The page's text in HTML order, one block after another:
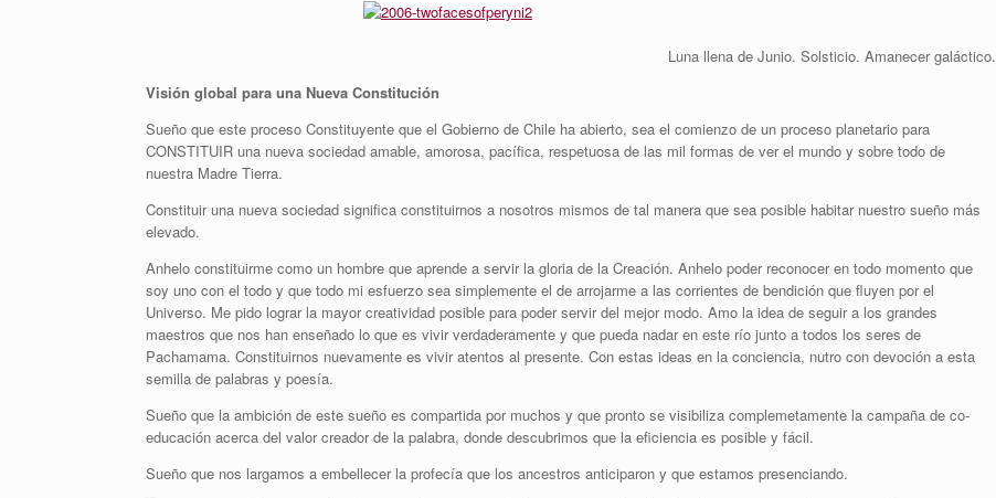
Luna llena de Junio. Solsticio. Amanecer galáctico.
Visión global para una Nueva Constitución
Sueño que este proceso Constituyente que el Gobierno de Chile ha abierto, sea el comienzo de un proceso planetario para
CONSTITUIR una nueva sociedad amable, amorosa, pacífica, respetuosa de las mil formas de ver el mundo y sobre todo de
nuestra Madre Tierra.
Constituir una nueva sociedad significa constituirnos a nosotros mismos de tal manera que sea posible habitar nuestro sueño más
elevado.
Anhelo constituirme como un hombre que aprende a servir la gloria de la Creación. Anhelo poder reconocer en todo momento que
soy uno con el todo y que todo mi esfuerzo sea simplemente el de arrojarme a las corrientes de bendición que fluyen por el
Universo. Me pido lograr la mayor creatividad posible para poder servir del mejor modo. Amo la idea de seguir a los grandes
maestros que nos han enseñado lo que es vivir verdaderamente y que pueda nadar en este río junto a todos los seres de
Pachamama. Constituirnos nuevamente es vivir atentos al presente. Con estas ideas en la conciencia, nutro con devoción a esta
semilla de palabras y poesía.
Sueño que la ambición de este sueño es compartida por muchos y que pronto se visibiliza complemetamente la campaña de co-
educación acerca del valor creador de la palabra, donde descubrimos que la eficiencia es posible y fácil.
Sueño que nos largamos a embellecer la profecía que los ancestros anticiparon y que estamos presenciando.